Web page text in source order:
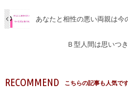
あなたと相性の悪い両親は今
Ｂ型人間は思いつ
RECOMMEND こちらの記事も人気です